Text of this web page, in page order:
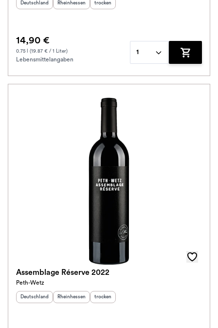
Herkunftsland
Deutschland Herkunftsregion :
Rheinhessen Geschmack
trocken
14,90 €
0.75 l (19.87 € / 1 Liter)
Lebensmittelangaben
1
Zum
Assemblage Réserve 2022
Peth-Wetz
Herkunftsland
Deutschland Herkunftsregion :
Rheinhessen Geschmack
trocken